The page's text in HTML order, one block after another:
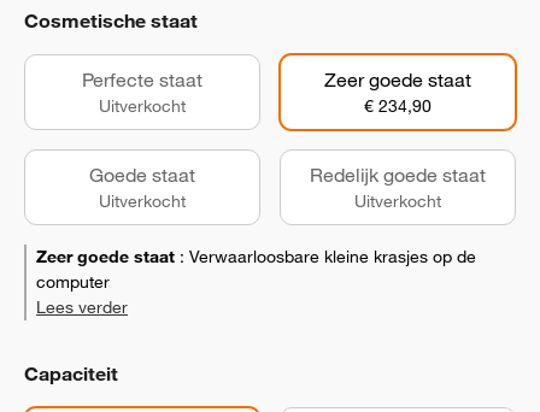
Cosmetische staat
Perfecte staat
Uitverkocht
Zeer goede staat
€ 234,90
Goede staat
Uitverkocht
Redelijk goede staat
Uitverkocht
Zeer goede staat : Verwaarloosbare kleine krasjes op de
computer
Lees verder
Capaciteit